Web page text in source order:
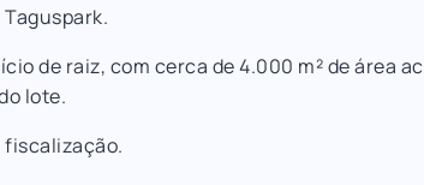
de raiz, com cerca de 4.000 m² de área
lote.
fiscalização.